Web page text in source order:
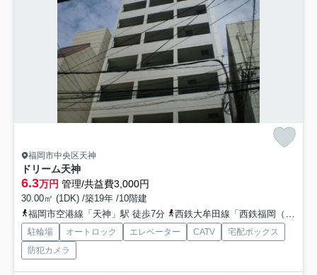
福岡市中央区天神
ドリーム天神
6.3万円 管理/共益費3,000円
30.00㎡ (1DK) /築19年 /10階建
福岡市空港線「天神」駅 徒歩7分
西鉄大牟田線「西鉄福岡（天神）」駅 徒歩8分
駐輪場 オートロック エレベーター CATV
宅配ボックス
防犯カメラ